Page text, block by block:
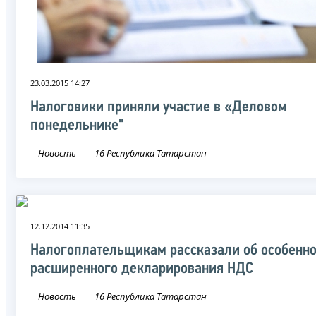
23.03.2015 14:27
Налоговики приняли участие в «Деловом
понедельнике"
Новость 16 Республика Татарстан
12.12.2014 11:35
Налогоплательщикам рассказали об
расширенного декларирования НДС
Новость 16 Республика Татарстан